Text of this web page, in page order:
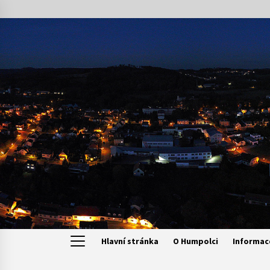
to
content
Hlavní stránka O Humpolci